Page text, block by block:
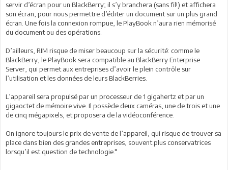
servir d’écran pour un BlackBerry; il s’y branchera (sans fil!) et affichera
son écran, pour nous permettre d’éditer un document sur un plus grand
écran. Une fois la connexion rompue, le PlayBook n’aura rien mémorisé
du document ou des opérations.
D’ailleurs, RIM risque de miser beaucoup sur la sécurité: comme le
BlackBerry, le PlayBook sera compatible au BlackBerry Enterprise
Server, qui permet aux entreprises d’avoir le plein contrôle sur
l’utilisation et les données de leurs BlackBerries.
L’appareil sera propulsé par un processeur de 1 gigahertz et par un
gigaoctet de mémoire vive. Il possède deux caméras, une de trois et une
de cinq mégapixels, et proposera de la vidéoconférence.
On ignore toujours le prix de vente de l’appareil, qui risque de trouver sa
place dans bien des grandes entreprises, souvent plus conservatrices
lorsqu’il est question de technologie."